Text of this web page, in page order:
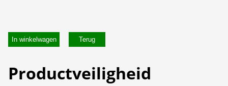
In winkelwagen
Productveiligheid